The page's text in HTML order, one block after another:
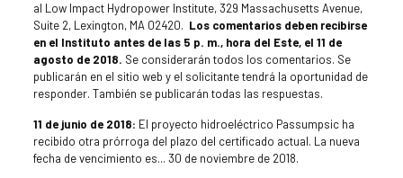
al Low Impact Hydropower Institute, 329 Massachusetts Avenue,
Suite 2, Lexington, MA 02420. Los comentarios deben recibirse
en el Instituto antes de las 5 p. m., hora del Este, el 11 de
agosto de 2018. Se considerarán todos los comentarios. Se
publicarán en el sitio web y el solicitante tendrá la oportunidad de
responder. También se publicarán todas las respuestas.
11 de junio de 2018: El proyecto hidroeléctrico Passumpsic ha
recibido otra prórroga del plazo del certificado actual. La nueva
fecha de vencimiento es... 30 de noviembre de 2018.